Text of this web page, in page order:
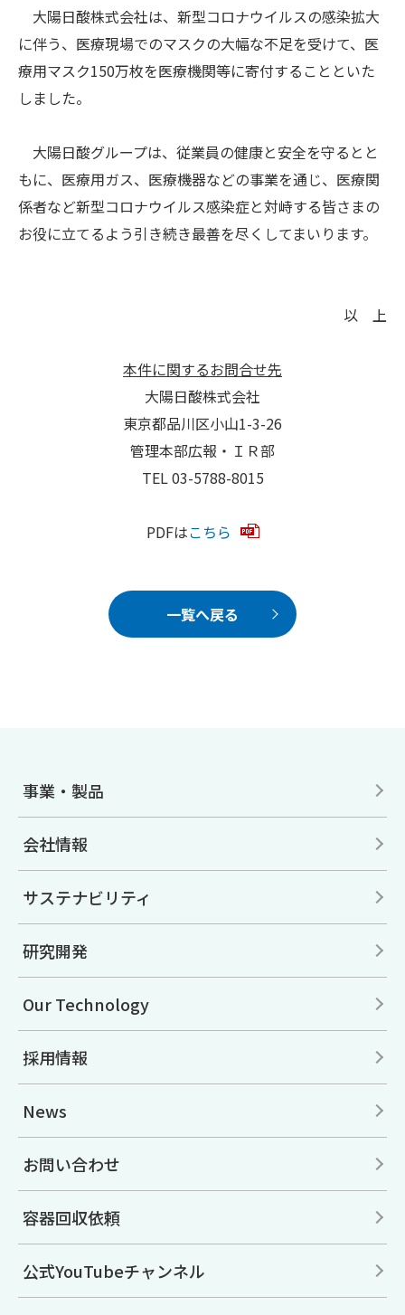
大陽日酸株式会社は、新型コロナウイルスの感染拡大
に伴う、医療現場でのマスクの大幅な不足を受けて、医
療用マスク150万枚を医療機関等に寄付することといた
しました。
大陽日酸グループは、従業員の健康と安全を守るとと
もに、医療用ガス、医療機器などの事業を通じ、医療関
係者など新型コロナウイルス感染症と対峙する皆さまの
お役に立てるよう引き続き最善を尽くしてまいります。
以 上
本件に関するお問合せ先
大陽日酸株式会社
東京都品川区小山1-3-26
管理本部広報・ＩＲ部
TEL 03-5788-8015
PDFはこちら
一覧へ戻る
事業・製品
会社情報
サステナビリティ
研究開発
Our Technology
採用情報
News
お問い合わせ
容器回収依頼
公式YouTubeチャンネル